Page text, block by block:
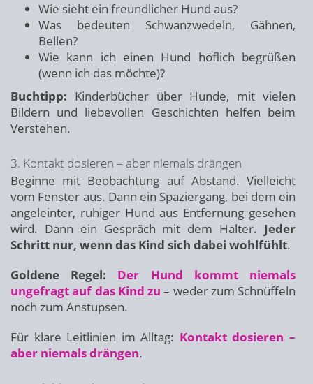
Wie sieht ein freundlicher Hund aus?
Was bedeuten Schwanzwedeln, Gähnen,
Bellen?
Wie kann ich einen Hund höflich begrüßen
(wenn ich das möchte)?
Buchtipp: Kinderbücher über Hunde, mit vielen
Bildern und liebevollen Geschichten helfen beim
Verstehen.
3. Kontakt dosieren – aber niemals drängen
Beginne mit Beobachtung auf Abstand. Vielleicht
vom Fenster aus. Dann ein Spaziergang, bei dem ein
angeleinter, ruhiger Hund aus Entfernung gesehen
wird. Dann ein Gespräch mit dem Halter. Jeder
Schritt nur, wenn das Kind sich dabei wohlfühlt.
Goldene Regel:
Der Hund kommt niemals
ungefragt auf das Kind zu – weder zum Schnüffeln
noch zum Anstupsen.
Für klare Leitlinien im Alltag: Kontakt dosieren –
aber niemals drängen.